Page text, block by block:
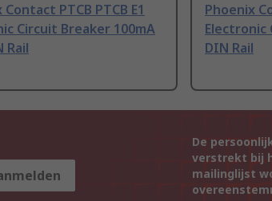
PTCB PTCB E1
Circuit Breaker 100mA
Rail
Phoenix
Electronic
DIN Rail
De
verstrekt bij
mailinglijst